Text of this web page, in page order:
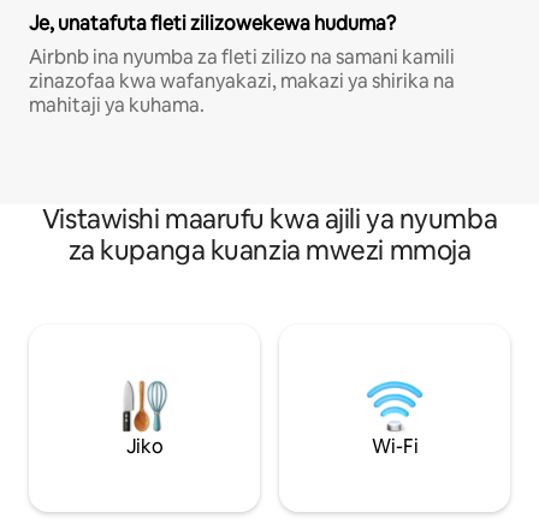
Je, unatafuta fleti zilizowekewa huduma?
Airbnb ina nyumba za fleti zilizo na samani kamili
zinazofaa kwa wafanyakazi, makazi ya shirika na
mahitaji ya kuhama.
Vistawishi maarufu kwa ajili ya nyumba
za kupanga kuanzia mwezi mmoja
Jiko Wi-Fi